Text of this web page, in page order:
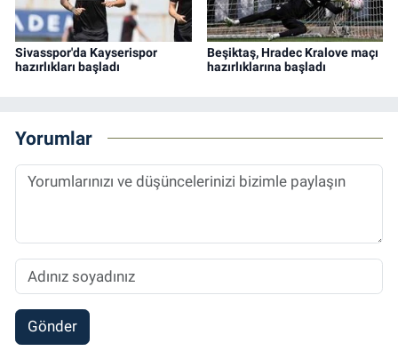
Sivasspor'da Kayserispor
hazırlıkları başladı
Beşiktaş, Hradec Kralove maçı
hazırlıklarına başladı
Yorumlar
Gönder